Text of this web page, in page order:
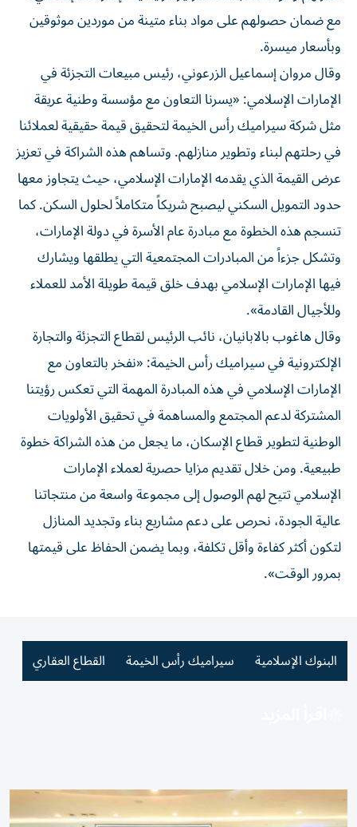
مع ضمان حصولهم على مواد بناء متينة من موردين موثوقين
وبأسعار ميسرة.
وقال مروان إسماعيل الزرعوني، رئيس مبيعات التجزئة في
الإمارات الإسلامي: «يسرنا التعاون مع مؤسسة وطنية عريقة
مثل شركة سيراميك رأس الخيمة لتحقيق قيمة حقيقية لعملائنا
في رحلتهم لبناء وتطوير منازلهم. وتساهم هذه الشراكة في تعزيز
عرض القيمة الذي يقدمه الإمارات الإسلامي، حيث يتجاوز معها
حدود التمويل السكني ليصبح شريكاً متكاملاً لحلول السكن. كما
تنسجم هذه الخطوة مع مبادرة عام الأسرة في دولة الإمارات،
وتشكل جزءاً من المبادرات المجتمعية التي يطلقها ويشارك
فيها الإمارات الإسلامي بهدف خلق قيمة طويلة الأمد للعملاء
وللأجيال القادمة».
وقال هاغوب بالابانيان، نائب الرئيس لقطاع التجزئة والتجارة
الإلكترونية في سيراميك رأس الخيمة: «نفخر بالتعاون مع
الإمارات الإسلامي في هذه المبادرة المهمة التي تعكس رؤيتنا
المشتركة لدعم المجتمع والمساهمة في تحقيق الأولويات
الوطنية لتطوير قطاع الإسكان، ما يجعل من هذه الشراكة خطوة
طبيعية. ومن خلال تقديم مزايا حصرية لعملاء الإمارات
الإسلامي تتيح لهم الوصول إلى مجموعة واسعة من منتجاتنا
عالية الجودة، نحرص على دعم مشاريع بناء وتجديد المنازل
لتكون أكثر كفاءة وأقل تكلفة، وبما يضمن الحفاظ على قيمتها
بمرور الوقت».
البنوك الإسلامية سيراميك رأس الخيمة القطاع العقاري